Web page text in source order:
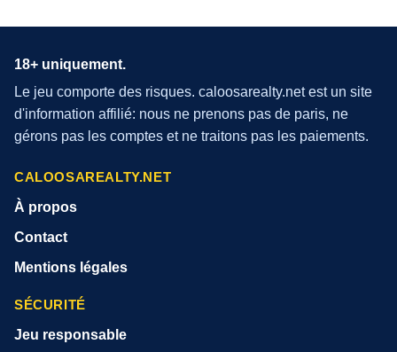
18+ uniquement.
Le jeu comporte des risques. caloosarealty.net est un site
d'information affilié: nous ne prenons pas de paris, ne
gérons pas les comptes et ne traitons pas les paiements.
CALOOSAREALTY.NET
À propos
Contact
Mentions légales
SÉCURITÉ
Jeu responsable